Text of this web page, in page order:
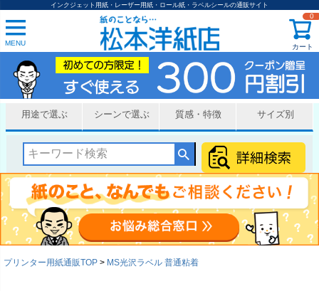
インクジェット用紙・レーザー用紙・ロール紙・ラベルシールの通販サイト
MENU カート
0
用途で選ぶ シーンで選ぶ 質感・特徴 サイズ別
プリンター用紙通販TOP MS光沢ラベル 普通粘着